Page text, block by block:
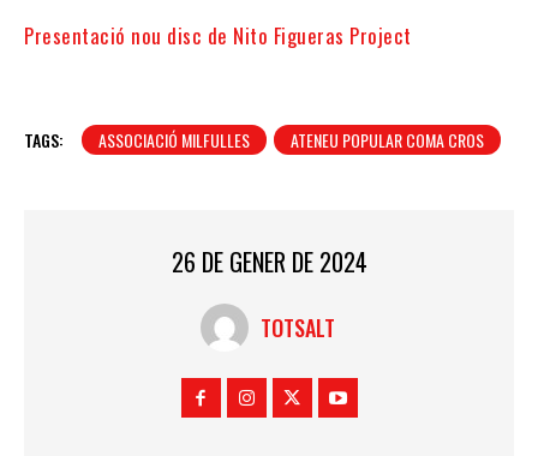
Presentació nou disc de Nito Figueras Project
TAGS: ASSOCIACIÓ MILFULLES ATENEU POPULAR COMA CROS
26 DE GENER DE 2024
TOTSALT